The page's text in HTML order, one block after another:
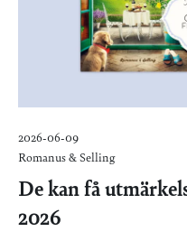
2026-06-09
Romanus & Selling
De kan få
2026